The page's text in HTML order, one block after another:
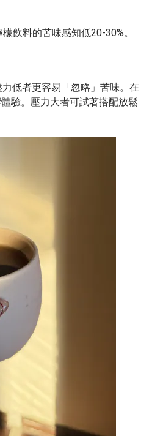
飲料的苦味感知低20-30%。
低者更容易「忽略」苦味。在
驗。壓力大者可試著搭配放鬆